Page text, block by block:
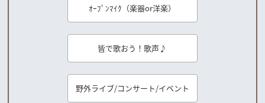
ｵｰﾌﾟﾝﾏｲｸ（楽器or洋楽）
皆で歌おう！歌声♪
野外ライブ/コンサート/イベント